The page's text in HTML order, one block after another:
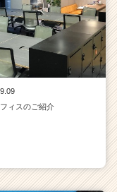
ィスのご紹介